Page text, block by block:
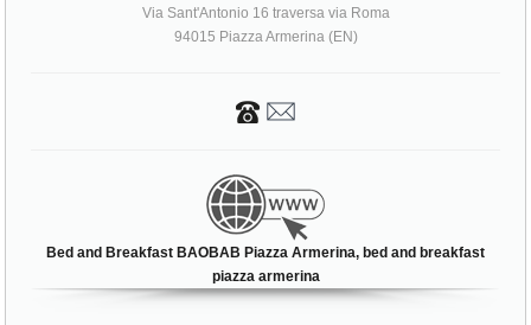
Via Sant'Antonio 16 traversa via Roma
94015 Piazza Armerina (EN)
Bed and Breakfast BAOBAB Piazza Armerina, bed and breakfast
piazza armerina